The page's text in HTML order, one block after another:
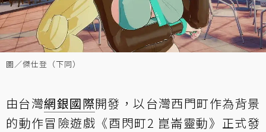
圖／傑仕登（下同）
由台灣網銀國際開發，以台灣西門町作為背景
的動作冒險遊戲《酉閃町2 崑崙靈動》正式發